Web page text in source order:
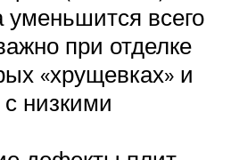
уменьшится всего
при отделке
«хрущевках» и
низкими